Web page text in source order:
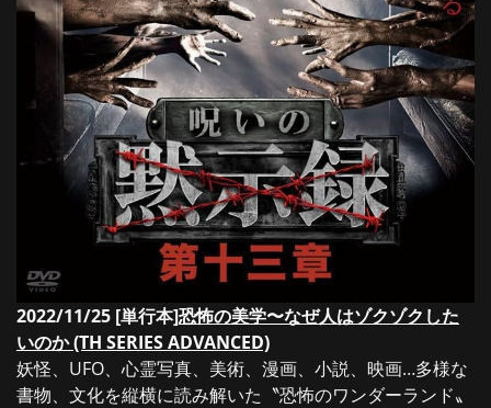
2022/11/25 [単行本]恐怖の美学〜なぜ人はゾクゾクした
いのか (TH SERIES ADVANCED)
妖怪、UFO、心霊写真、美術、漫画、小説、映画…多様な
書物、文化を縦横に読み解いた〝恐怖のワンダーランド〟